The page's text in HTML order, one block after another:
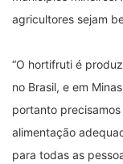
agricultores sejam
“O hortifruti é
no Brasil, e em
portanto
alimentação
para todas as